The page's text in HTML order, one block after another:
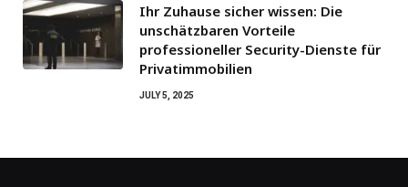
Ihr Zuhause sicher wissen: Die
unschätzbaren Vorteile
professioneller Security-Dienste für
Privatimmobilien
JULY 5, 2025